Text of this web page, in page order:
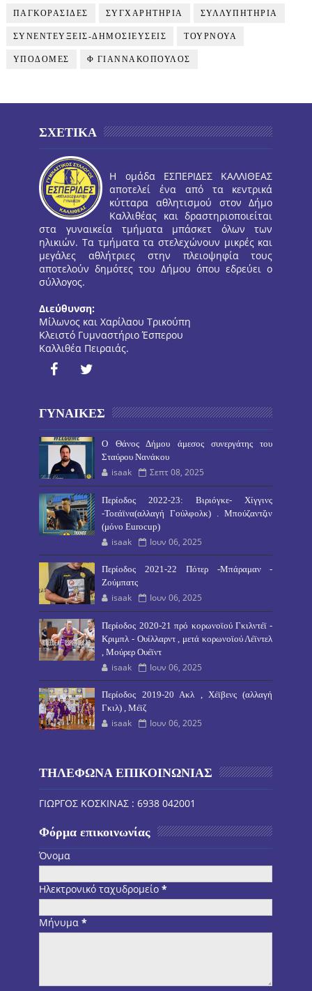
ΠΑΓΚΟΡΑΣΙΔΕΣ ΣΥΓΧΑΡΗΤΗΡΙΑ ΣΥΛΛΥΠΗΤΗΡΙΑ
ΣΥΝΕΝΤΕΥΞΕΙΣ-ΔΗΜΟΣΙΕΥΣΕΙΣ ΤΟΥΡΝΟΥΑ
ΥΠΟΔΟΜΕΣ Φ ΓΙΑΝΝΑΚΟΠΟΥΛΟΣ
ΣΧΕΤΙΚΑ
Η ομάδα ΕΣΠΕΡΙΔΕΣ ΚΑΛΛΙΘΕΑΣ
αποτελεί ένα από τα κεντρικά
κύτταρα αθλητισμού στον Δήμο
Καλλιθέας και δραστηριοποιείται
στα γυναικεία τμήματα μπάσκετ όλων των
ηλικιών. Τα τμήματα τα στελεχώνουν μικρές και
μεγάλες αθλήτριες στην πλειοψηφία τους
αποτελούν δημότες του Δήμου όπου εδρεύει ο
σύλλογος.
Διεύθυνση:
Μίλωνος και Χαρίλαου Τρικούπη
Κλειστό Γυμναστήριο Έσπερου
Καλλιθέα Πειραιάς.
ΓΥΝΑΙΚΕΣ
O Θάνος Δήμου άμεσος συνεργάτης του
Σταύρου Νανάκου
isaak Σεπτ 08, 2025
Περίοδος 2022-23: Βιριόγκε- Χίγγινς
-Τοεάϊνα(αλλαγή Γούλφολκ) . Μπούζαντζιν
(μόνο Eurocup)
isaak Ιουν 06, 2025
Περίοδος 2021-22 Πότερ -Μπάραμαν -
Ζούμπατς
isaak Ιουν 06, 2025
Περίοδος 2020-21 πρό κορωνοϊού Γκιλντέϊ -
Κριμπλ - Ουίλλαρντ , μετά κορωνοϊού Λέϊντελ
, Μούρερ Ουέϊντ
isaak Ιουν 06, 2025
Περίοδος 2019-20 Ακλ , Χέϊβενς (αλλαγή
Γκιλ) , Μέϊζ
isaak Ιουν 06, 2025
ΤΗΛΕΦΩΝΑ ΕΠΙΚΟΙΝΩΝΙΑΣ
ΓΙΩΡΓΟΣ ΚΟΣΚΙΝΑΣ : 6938 042001
Φόρμα επικοινωνίας
Όνομα
Ηλεκτρονικό ταχυδρομείο*
Μήνυμα*